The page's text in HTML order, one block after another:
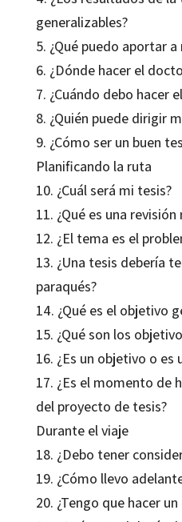
generalizables?
5. ¿Qué puedo aportar
6. ¿Dónde hacer el
7. ¿Cuándo debo hacer
8. ¿Quién puede dirigir
9. ¿Cómo ser un buen
Planificando la ruta
10. ¿Cuál será mi tesis?
11. ¿Qué es una
12. ¿El tema es el
13. ¿Una tesis debería
paraqués?
14. ¿Qué es el objetivo
15. ¿Qué son los
16. ¿Es un objetivo o es
17. ¿Es el momento de
del proyecto de tesis?
Durante el viaje
18. ¿Debo tener
19. ¿Cómo llevo
20. ¿Tengo que hacer